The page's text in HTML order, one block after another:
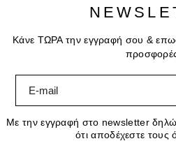
Κάνε ΤΩΡΑ την εγγραφή σου &
Με την εγγραφή στο newsletter
ότι αποδέχεστε τους